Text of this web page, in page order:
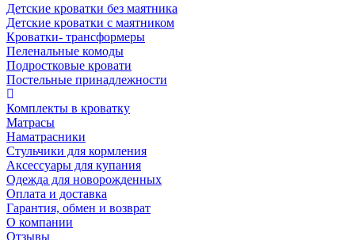
Детские кроватки без маятника
Детские кроватки с маятником
Кроватки- трансформеры
Пеленальные комоды
Подростковые кровати
Постельные принадлежности
Комплекты в кроватку
Матрасы
Наматрасники
Стульчики для кормления
Аксессуары для купания
Одежда для новорожденных
Оплата и доставка
Гарантия, обмен и возврат
О компании
Отзывы